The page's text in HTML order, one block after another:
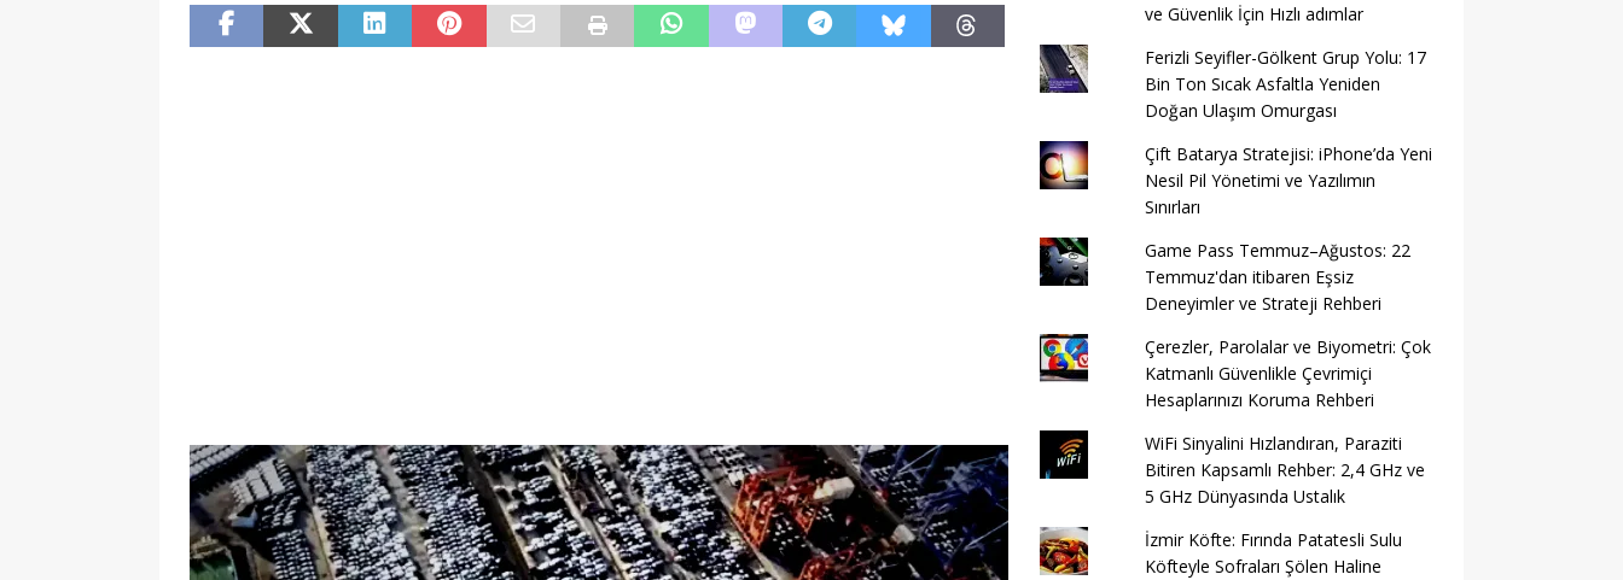
ve Güvenlik İçin Hızlı adımlar
Ferizli Seyifler-Gölkent Grup Yolu: 17
Bin Ton Sıcak Asfaltla Yeniden
Doğan Ulaşım Omurgası
Çift Batarya Stratejisi: iPhone’da Yeni
Nesil Pil Yönetimi ve Yazılımın
Sınırları
Game Pass Temmuz–Ağustos: 22
Temmuz'dan itibaren Eşsiz
Deneyimler ve Strateji Rehberi
Çerezler, Parolalar ve Biyometri: Çok
Katmanlı Güvenlikle Çevrimiçi
Hesaplarınızı Koruma Rehberi
WiFi Sinyalini Hızlandıran, Paraziti
Bitiren Kapsamlı Rehber: 2,4 GHz ve
5 GHz Dünyasında Ustalık
İzmir Köfte: Fırında Patatesli Sulu
Köfteyle Sofraları Şölen Haline